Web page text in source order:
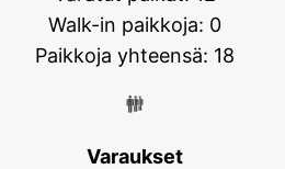
Walk-in paikkoja: 0
Paikkoja yhteensä: 18
Varaukset